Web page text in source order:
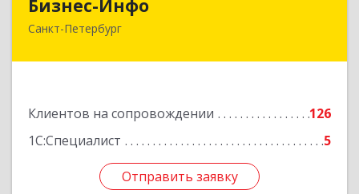
Бизнес-Инфо
Санкт-Петербург
Клиентов на сопровождении
126
1С:Специалист
5
Отправить заявку
191119, Санкт-Петербург г, Константина
Подробнее
Отправить заявку